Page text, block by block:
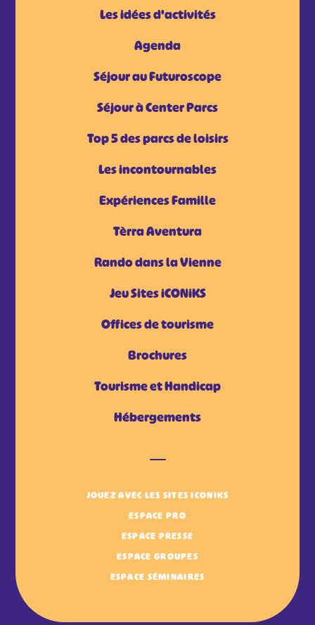
Les idées d'activités
Agenda
Séjour au Futuroscope
Séjour à Center Parcs
Top 5 des parcs de loisirs
Les incontournables
Expériences Famille
Tèrra Aventura
Rando dans la Vienne
Jeu Sites iCONiKS
Offices de tourisme
Brochures
Tourisme et Handicap
Hébergements
JOUEZ AVEC LES SITES ICONIKS
ESPACE PRO
ESPACE PRESSE
ESPACE GROUPES
ESPACE SÉMINAIRES